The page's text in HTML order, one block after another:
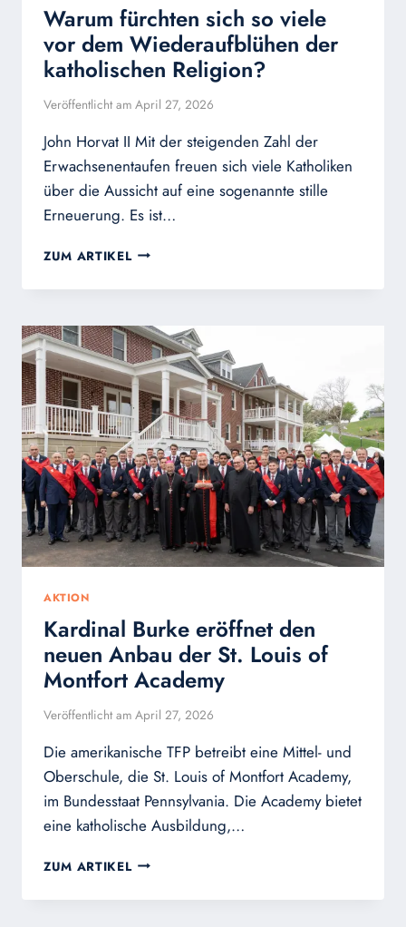
Warum fürchten sich so viele
vor dem Wiederaufblühen der
katholischen Religion?
Veröffentlicht am April 27, 2026
John Horvat II Mit der steigenden Zahl der
Erwachsenentaufen freuen sich viele Katholiken
über die Aussicht auf eine sogenannte stille
Erneuerung. Es ist…
ZUM ARTIKEL WARUM
SICH
VIELE
VOR
DEM
WIEDERAUFBLÜHEN
DER
KATHOLISCHEN
RELIGION?
AKTION
Kardinal Burke eröffnet den
neuen Anbau der St. Louis of
Montfort Academy
Veröffentlicht am April 27, 2026
Die amerikanische TFP betreibt eine Mittel- und
Oberschule, die St. Louis of Montfort Academy,
im Bundesstaat Pennsylvania. Die Academy bietet
eine katholische Ausbildung,…
ZUM ARTIKEL KARDINAL
ERÖFFNET